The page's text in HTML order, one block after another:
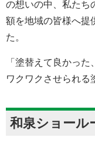
の想いの中、私たち
額を地域の皆様へ提
た。
「塗替えて良かっ
ワクワクさせられる
和泉ショール